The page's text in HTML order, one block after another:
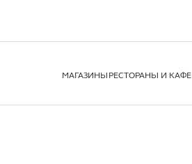
МАГАЗИНЫ РЕСТОРАНЫ И КАФЕ